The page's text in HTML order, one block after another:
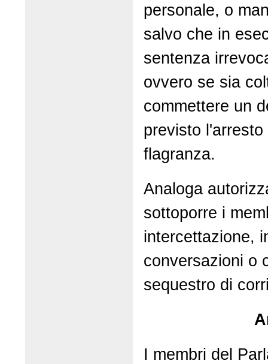
personale, o
salvo che in
sentenza
ovvero se sia
commettere un
previsto
flagranza.
Analoga
sottoporre i
intercettazione,
conversazioni o
sequestro di
I membri del